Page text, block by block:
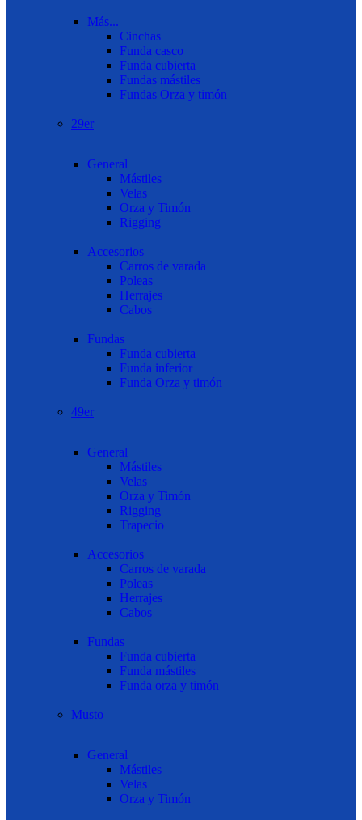
Más...
Cinchas
Funda casco
Funda cubierta
Fundas mástiles
Fundas Orza y timón
29er
General
Mástiles
Velas
Orza y Timón
Rigging
Accesorios
Carros de varada
Poleas
Herrajes
Cabos
Fundas
Funda cubierta
Funda inferior
Funda Orza y timón
49er
General
Mástiles
Velas
Orza y Timón
Rigging
Trapecio
Accesorios
Carros de varada
Poleas
Herrajes
Cabos
Fundas
Funda cubierta
Funda mástiles
Funda orza y timón
Musto
General
Mástiles
Velas
Orza y Timón